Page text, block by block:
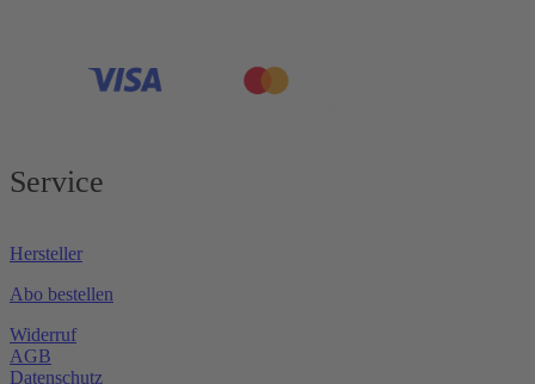
Service
Hersteller
Abo bestellen
Widerruf
AGB
Datenschutz